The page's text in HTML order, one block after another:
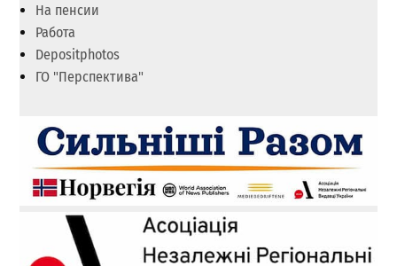
На пенсии
Работа
Depositphotos
ГО "Перспектива"